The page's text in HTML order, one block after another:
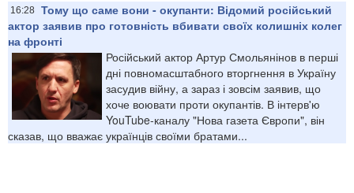
16:28 Тому що саме вони - окупанти: Відомий російський
актор заявив про готовність вбивати своїх колишніх колег
на фронті
Російський актор Артур Смольянінов в перші
дні повномасштабного вторгнення в Україну
засудив війну, а зараз і зовсім заявив, що
хоче воювати проти окупантів. В інтерв'ю
YouTube-каналу "Нова газета Європи", він
сказав, що вважає українців своїми братами...